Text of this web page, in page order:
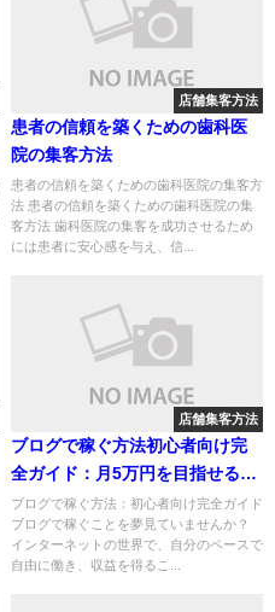
店舗集客方法
患者の信頼を築くための歯科医
院の集客方法
患者の信頼を築くための歯科医院の集客方
法 患者の信頼を築くための歯科医院の集
客方法 歯科医院の集客を成功させるため
には患者に安心感を与え、信...
店舗集客方法
ブログで稼ぐ方法初心者向け完
全ガイド：月5万円を目指せる３
ステップ
ブログで稼ぐ方法：初心者向け完全ガイド
ブログで稼ぐことを夢見ていませんか？
インターネットの世界で、自分のペースで
自由に働き、収益を得るこ...